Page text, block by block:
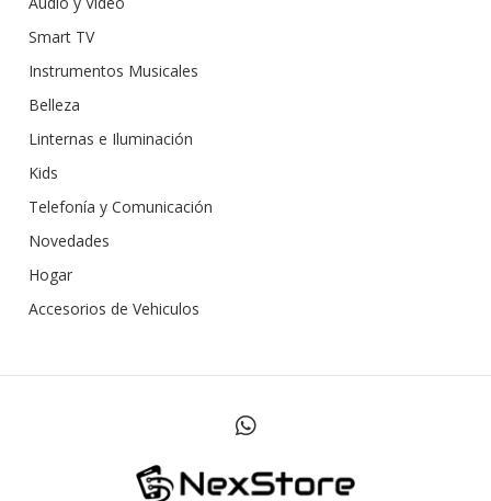
Smart TV
Instrumentos Musicales
Belleza
Linternas e Iluminación
Kids
Telefonía y Comunicación
Novedades
Hogar
Accesorios de Vehiculos